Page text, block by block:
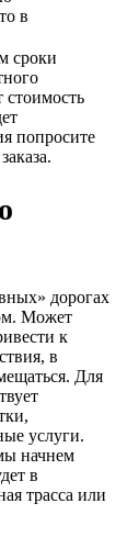
в
сроки
стоимость
попросите
дорогах
Может
к
в
Для
услуги.
начнем
в
трасса или